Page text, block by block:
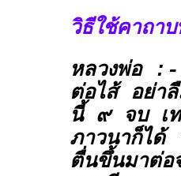
วิธีใช้คาถา
หลวงพ่อ :-
ต่อไส้ อย่า
นี้ ๙ จบ เท่
ภาวนาก็ได้
ตื่นขึ้นมาต่อ